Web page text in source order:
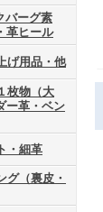
バーグ素
ヒール
げ用品・他
枚物（大
ー革・ベン
・細革
グ（裏皮・